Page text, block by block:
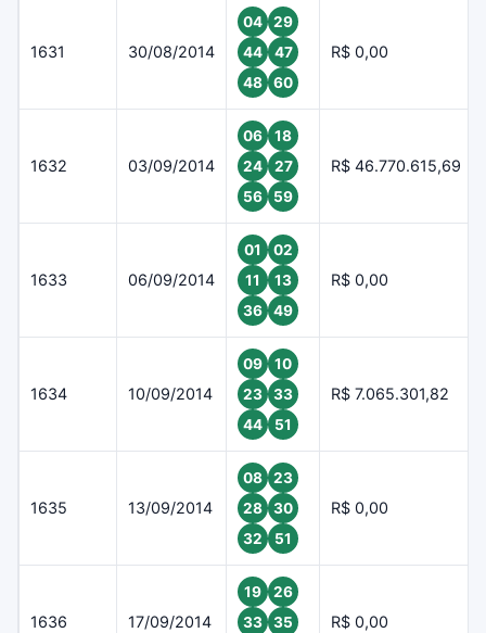
1631 30/08/2014
04
29
44
47
48
60
R$ 0,00
1632 03/09/2014
06
18
24
27
56
59
R$ 46.770.615,69
1633 06/09/2014
01
02
11
13
36
49
R$ 0,00
1634 10/09/2014
09
10
23
33
44
51
R$ 7.065.301,82
1635 13/09/2014
08
23
28
30
32
51
R$ 0,00
1636 17/09/2014
19
26
33
35
R$ 0,00